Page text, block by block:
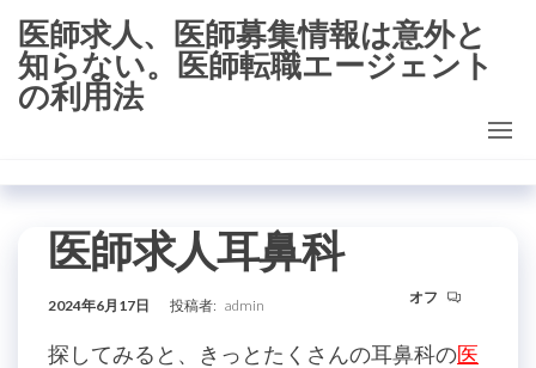
コ
ン
テ
に
医師求人、医師募集情報は意外と
知らない。医師転職エージェント
の利用法
医師求人耳鼻科
2024年6月17日 投稿者: admin オフ
探してみると、きっとたくさんの耳鼻科の医